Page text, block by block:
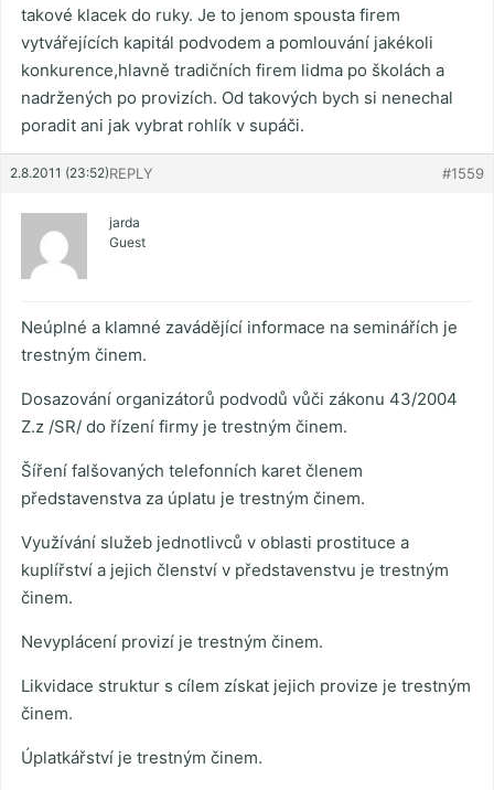
takové klacek do ruky. Je to jenom spousta firem
vytvářejících kapitál podvodem a pomlouvání jakékoli
konkurence,hlavně tradičních firem lidma po školách a
nadržených po provizích. Od takových bych si nenechal
poradit ani jak vybrat rohlík v supáči.
2.8.2011 (23:52) #1559
REPLY
jarda
Guest
Neúplné a klamné zavádějící informace na seminářích je
trestným činem.
Dosazování organizátorů podvodů vůči zákonu 43/2004
Z.z /SR/ do řízení firmy je trestným činem.
Šíření falšovaných telefonních karet členem
představenstva za úplatu je trestným činem.
Využívání služeb jednotlivců v oblasti prostituce a
kuplířství a jejich členství v představenstvu je trestným
činem.
Nevyplácení provizí je trestným činem.
Likvidace struktur s cílem získat jejich provize je trestným
činem.
Úplatkářství je trestným činem.